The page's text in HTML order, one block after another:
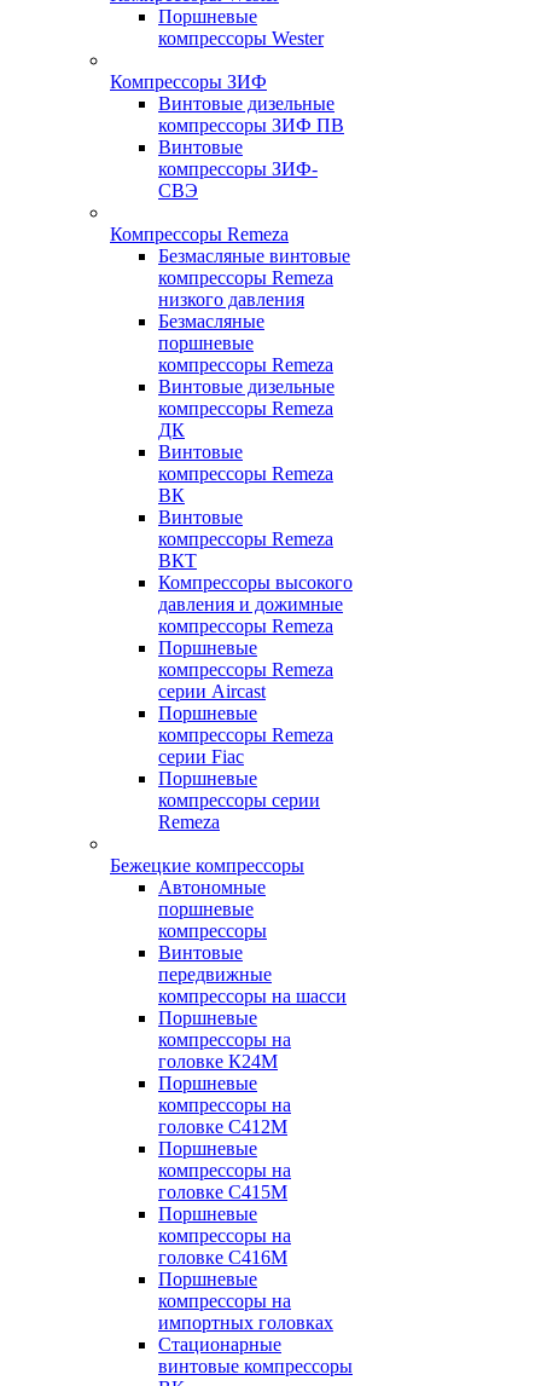
Поршневые
компрессоры Wester
Компрессоры ЗИФ
Винтовые дизельные
компрессоры ЗИФ ПВ
Винтовые
компрессоры ЗИФ-
СВЭ
Компрессоры Remeza
Безмасляные винтовые
компрессоры Remeza
низкого давления
Безмасляные
поршневые
компрессоры Remeza
Винтовые дизельные
компрессоры Remeza
ДК
Винтовые
компрессоры Remeza
ВК
Винтовые
компрессоры Remeza
ВКТ
Компрессоры высокого
давления и дожимные
компрессоры Remeza
Поршневые
компрессоры Remeza
серии Aircast
Поршневые
компрессоры Remeza
серии Fiac
Поршневые
компрессоры серии
Remeza
Бежецкие компрессоры
Автономные
поршневые
компрессоры
Винтовые
передвижные
компрессоры на шасси
Поршневые
компрессоры на
головке К24М
Поршневые
компрессоры на
головке С412М
Поршневые
компрессоры на
головке С415М
Поршневые
компрессоры на
головке С416М
Поршневые
компрессоры на
импортных головках
Стационарные
винтовые компрессоры